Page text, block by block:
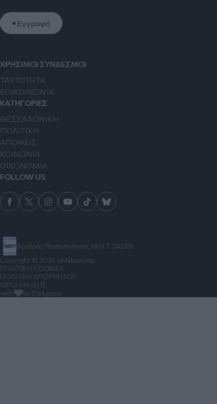
Εγγραφή
Αριθμός Πιστοποίησης Μ.Η.Τ.242191
ΧΡΗΣΙΜΟΙ ΣΥΝΔΕΣΜΟΙ
TAYTOTHTA
ΕΠΙΚΟΙΝΩΝΙΑ
ΚΑΤΗΓΟΡΙΕΣ
ΘΕΣΣΑΛΟΝΙΚΗ
ΠΟΛΙΤΙΚΗ
ΑΠΟΨΕΙΣ
ΚΟΙΝΩΝΙΑ
ΟΙΚΟΝΟΜΙΑ
FOLLOW US
Copyright © 2026 eMakedonia
ΠΟΛΙΤΙΚΗ COOKIES
ΠΟΛΙΤΙΚΗ ΑΠΟΡΡΗΤΟΥ
ΟΡΟΙ ΧΡΗΣΗΣ
with
by Darkpony